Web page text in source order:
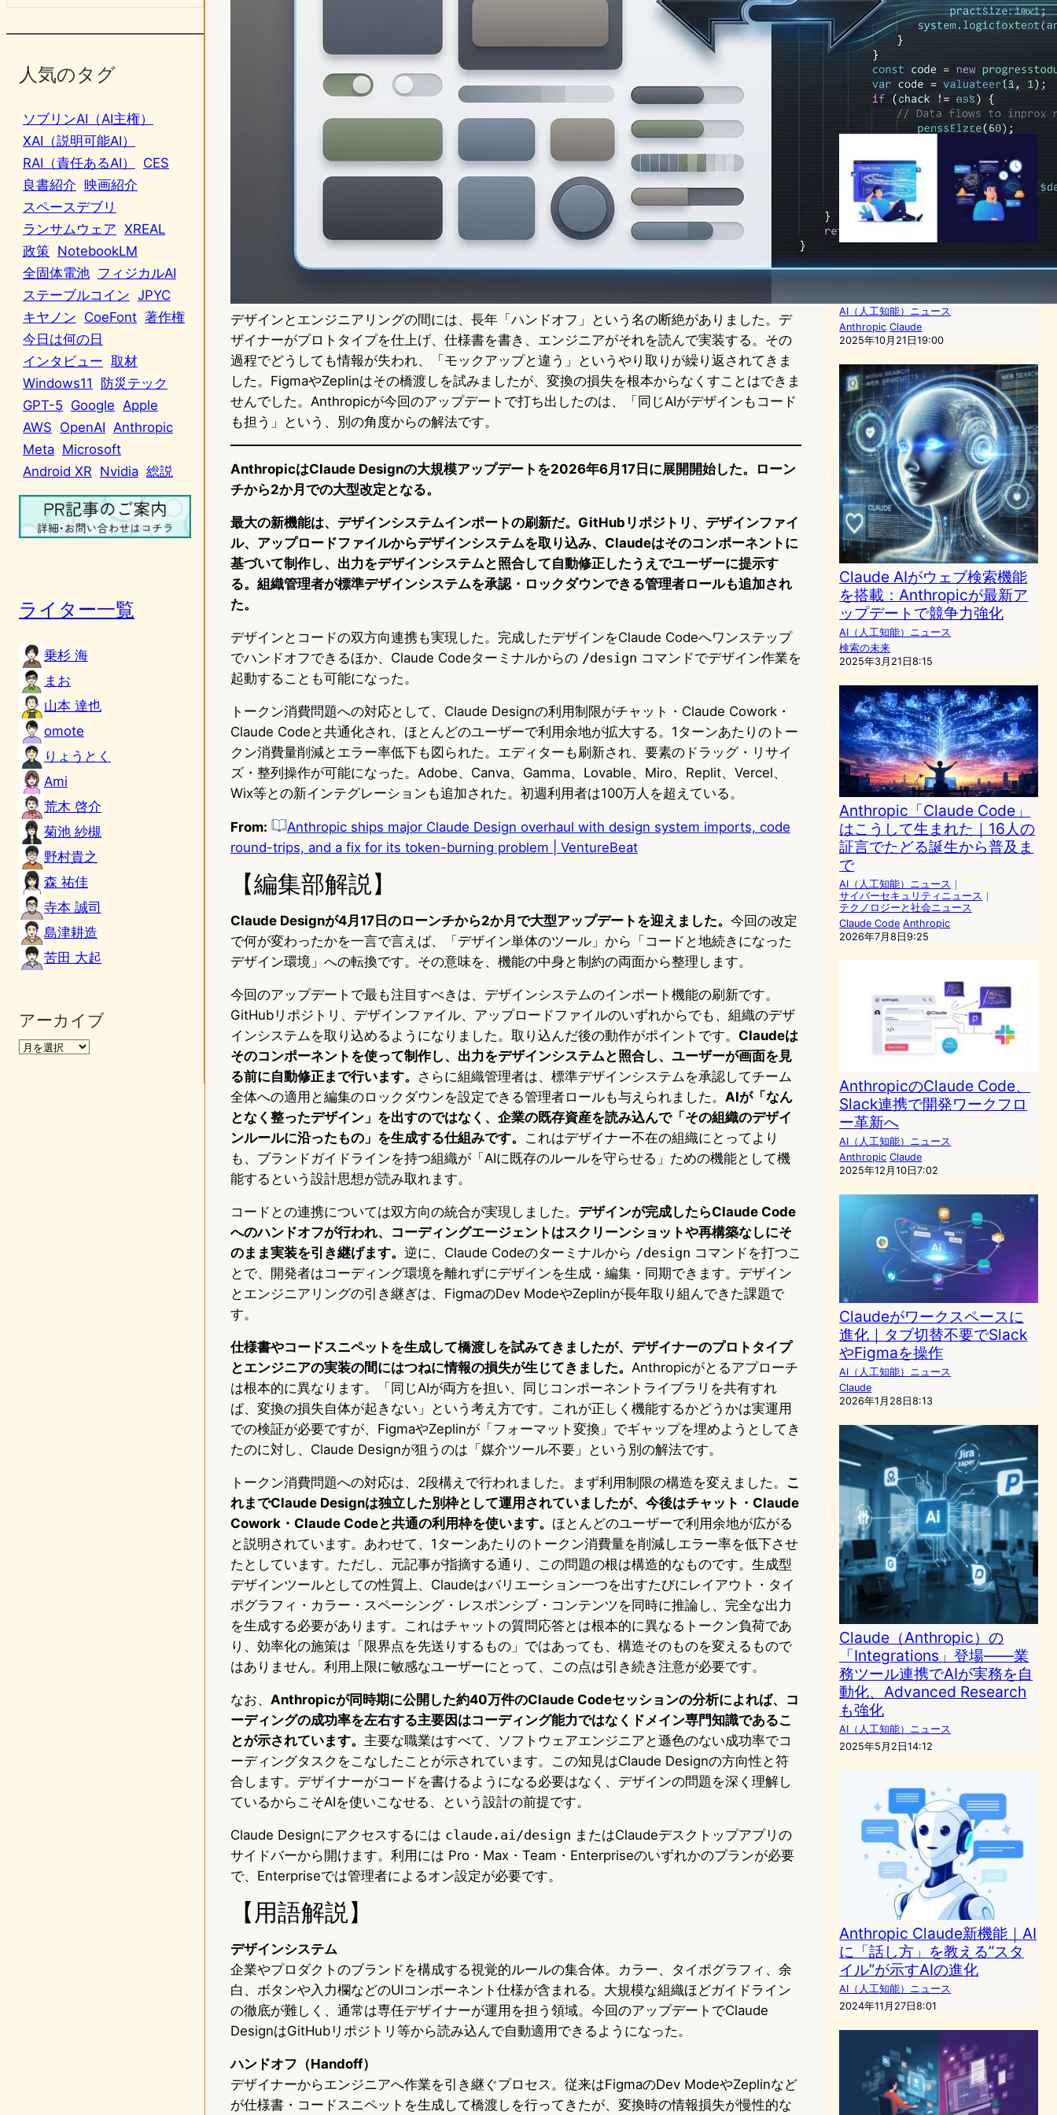
人気のタグ
ソブリンAI（AI主権）
XAI（説明可能AI）
RAI（責任あるAI）
CES
良書紹介 映画紹介
スペースデブリ
ランサムウェア XREAL
政策 NotebookLM
全固体電池 フィジカルAI
ステーブルコイン JPYC
キヤノン CoeFont 著作権
今日は何の日
インタビュー 取材
Windows11
防災テック
GPT-5 Google Apple
AWS OpenAI Anthropic
Meta Microsoft
Android XR Nvidia 総説
ライター一覧
乗杉 海
まお
山本 達也
omote
りょうとく
Ami
荒木 啓介
菊池 紗槻
野村貴之
森 祐佳
寺本 誠司
島津耕造
苦田 大起
アーカイブ
デザインとエンジニアリングの間には、長年「ハンドオフ」という名の断絶がありました。デ
ザイナーがプロトタイプを仕上げ、仕様書を書き、エンジニアがそれを読んで実装する。その
過程でどうしても情報が失われ、「モックアップと違う」というやり取りが繰り返されてきま
した。FigmaやZeplinはその橋渡しを試みましたが、変換の損失を根本からなくすことはできま
せんでした。Anthropicが今回のアップデートで打ち出したのは、「同じAIがデザインもコード
も担う」という、別の角度からの解法です。
AnthropicはClaude Designの大規模アップデートを2026年6月17日に展開開始した。ローン
チから2か月での大型改定となる。
最大の新機能は、デザインシステムインポートの刷新だ。GitHubリポジトリ、デザインファイ
ル、アップロードファイルからデザインシステムを取り込み、Claudeはそのコンポーネントに
基づいて制作し、出力をデザインシステムと照合して自動修正したうえでユーザーに提示す
る。組織管理者が標準デザインシステムを承認・ロックダウンできる管理者ロールも追加され
た。
デザインとコードの双方向連携も実現した。完成したデザインをClaude Codeへワンステップ
でハンドオフできるほか、Claude Codeターミナルからの /design コマンドでデザイン作業を
起動することも可能になった。
トークン消費問題への対応として、Claude Designの利用制限がチャット・Claude Cowork・
Claude Codeと共通化され、ほとんどのユーザーで利用余地が拡大する。1ターンあたりのトー
クン消費量削減とエラー率低下も図られた。エディターも刷新され、要素のドラッグ・リサイ
ズ・整列操作が可能になった。Adobe、Canva、Gamma、Lovable、Miro、Replit、Vercel、
Wix等との新インテグレーションも追加された。初週利用者は100万人を超えている。
From:
Anthropic ships major Claude Design overhaul with design system imports, code
round-trips, and a fix for its token-burning problem | VentureBeat
【編集部解説】
Claude Designが4月17日のローンチから2か月で大型アップデートを迎えました。 今回の改定
で何が変わったかを一言で言えば、「デザイン単体のツール」から「コードと地続きになった
デザイン環境」への転換です。その意味を、機能の中身と制約の両面から整理します。
今回のアップデートで最も注目すべきは、デザインシステムのインポート機能の刷新です。
GitHubリポジトリ、デザインファイル、アップロードファイルのいずれからでも、組織のデザ
インシステムを取り込めるようになりました。取り込んだ後の動作がポイントです。 Claudeは
そのコンポーネントを使って制作し、出力をデザインシステムと照合し、ユーザーが画面を見
る前に自動修正まで行います。
さらに組織管理者は、標準デザインシステムを承認してチーム
全体への適用と編集のロックダウンを設定できる管理者ロールも与えられました。 AIが「なん
となく整ったデザイン」を出すのではなく、企業の既存資産を読み込んで「その組織のデザイ
ンルールに沿ったもの」を生成する仕組みです。
これはデザイナー不在の組織にとってより
も、ブランドガイドラインを持つ組織が「AIに既存のルールを守らせる」ための機能として機
能するという設計思想が読み取れます。
コードとの連携については双方向の統合が実現しました。 デザインが完成したらClaude Code
へのハンドオフが行われ、コーディングエージェントはスクリーンショットや再構築なしにそ
のまま実装を引き継げます。 逆に、Claude Codeのターミナルから /design コマンドを打つこ
とで、開発者はコーディング環境を離れずにデザインを生成・編集・同期できます。デザイン
とエンジニアリングの引き継ぎは、FigmaのDev ModeやZeplinが長年取り組んできた課題で
す。
仕様書やコードスニペットを生成して橋渡しを試みてきましたが、デザイナーのプロトタイプ
とエンジニアの実装の間にはつねに情報の損失が生じてきました。 Anthropicがとるアプローチ
は根本的に異なります。「同じAIが両方を担い、同じコンポーネントライブラリを共有すれ
ば、変換の損失自体が起きない」という考え方です。これが正しく機能するかどうかは実運用
での検証が必要ですが、FigmaやZeplinが「フォーマット変換」でギャップを埋めようとしてき
たのに対し、Claude Designが狙うのは「媒介ツール不要」という別の解法です。
トークン消費問題への対応は、2段構えで行われました。まず利用制限の構造を変えました。
こ
れまでClaude Designは独立した別枠として運用されていましたが、今後はチャット・Claude
Cowork・Claude Codeと共通の利用枠を使います。 ほとんどのユーザーで利用余地が広がる
と説明されています。あわせて、1ターンあたりのトークン消費量を削減しエラー率を低下させ
たとしています。ただし、元記事が指摘する通り、この問題の根は構造的なものです。生成型
デザインツールとしての性質上、Claudeはバリエーション一つを出すたびにレイアウト・タイ
ポグラフィ・カラー・スペーシング・レスポンシブ・コンテンツを同時に推論し、完全な出力
を生成する必要があります。これはチャットの質問応答とは根本的に異なるトークン負荷であ
り、効率化の施策は「限界点を先送りするもの」ではあっても、構造そのものを変えるもので
はありません。利用上限に敏感なユーザーにとって、この点は引き続き注意が必要です。
なお、 Anthropicが同時期に公開した約40万件のClaude Codeセッションの分析によれば、コ
ーディングの成功率を左右する主要因はコーディング能力ではなくドメイン専門知識であるこ
とが示されています。 主要な職業はすべて、ソフトウェアエンジニアと遜色のない成功率でコ
ーディングタスクをこなしたことが示されています。この知見はClaude Designの方向性と符
合します。デザイナーがコードを書けるようになる必要はなく、デザインの問題を深く理解し
ているからこそAIを使いこなせる、という設計の前提です。
Claude Designにアクセスするには claude.ai/design またはClaudeデスクトップアプリの
サイドバーから開けます。利用には Pro・Max・Team・Enterpriseのいずれかのプランが必要
で、Enterpriseでは管理者によるオン設定が必要です。
【用語解説】
デザインシステム
企業やプロダクトのブランドを構成する視覚的ルールの集合体。カラー、タイポグラフィ、余
白、ボタンや入力欄などのUIコンポーネント仕様が含まれる。大規模な組織ほどガイドライン
の徹底が難しく、通常は専任デザイナーが運用を担う領域。今回のアップデートでClaude
DesignはGitHubリポジトリ等から読み込んで自動適用できるようになった。
ハンドオフ（Handoff）
デザイナーからエンジニアへ作業を引き継ぐプロセス。従来はFigmaのDev ModeやZeplinなど
が仕様書・コードスニペットを生成して橋渡しを行ってきたが、変換時の情報損失が慢性的な
Anthropic Claude、Canva
デザイン機能を統合 – AIチャ
ットでプレゼン作成・画像リ
サイズに対応
AI（人工知能）ニュース
Anthropic Canva
2025年7月15日22:53
ェブ版発表｜開発者の働き方
AI（人工知能）ニュース
Anthropic Claude
2025年10月21日19:00
Claude AIがウェブ検索機能
を搭載：Anthropicが最新ア
ップデートで競争力強化
AI（人工知能）ニュース
検索の未来
2025年3月21日8:15
Anthropic「Claude Code」
はこうして生まれた｜16人の
証言でたどる誕生から普及ま
で
AI（人工知能）ニュース ｜
サイバーセキュリティニュース ｜
テクノロジーと社会ニュース
Claude Code Anthropic
2026年7月8日9:25
AnthropicのClaude Code、
Slack連携で開発ワークフロ
ー革新へ
AI（人工知能）ニュース
Anthropic Claude
2025年12月10日7:02
Claudeがワークスペースに
進化｜タブ切替不要でSlack
やFigmaを操作
AI（人工知能）ニュース
Claude
2026年1月28日8:13
Claude（Anthropic）の
「Integrations」登場――業
務ツール連携でAIが実務を自
動化、Advanced Research
も強化
AI（人工知能）ニュース
2025年5月2日14:12
Anthropic Claude新機能｜AI
に「話し方」を教える”スタ
イル”が示すAIの進化
AI（人工知能）ニュース
2024年11月27日8:01